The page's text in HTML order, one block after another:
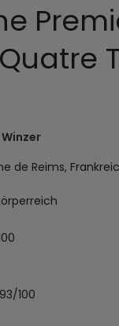
de Reims,
100